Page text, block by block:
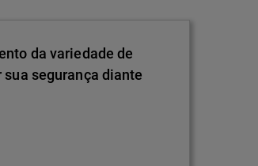
da variedade de
segurança diante